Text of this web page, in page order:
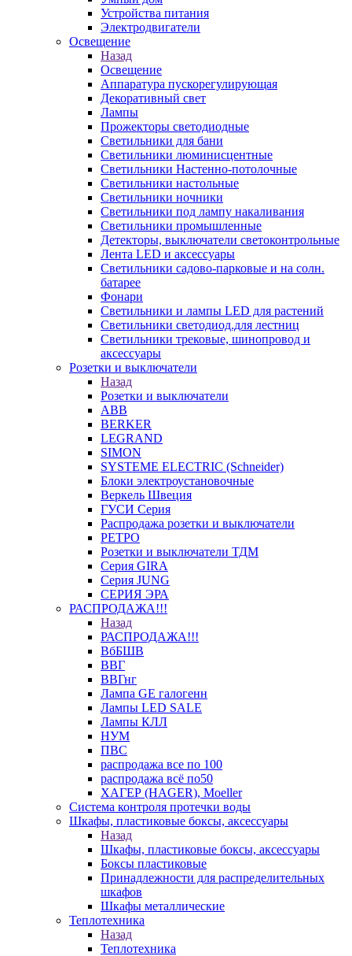
Устройства питания
Электродвигатели
Освещение
Назад
Освещение
Аппаратура пускорегулирующая
Декоративный свет
Лампы
Прожекторы светодиодные
Светильники для бани
Светильники люминисцентные
Светильники Настенно-потолочные
Светильники настольные
Светильники ночники
Светильники под лампу накаливания
Светильники промышленные
Детекторы, выключатели светоконтрольные
Лента LED и аксессуары
Светильники садово-парковые и на солн.
батарее
Фонари
Светильники и лампы LED для растений
Светильники светодиод.для лестниц
Светильники трековые, шинопровод и
аксессуары
Розетки и выключатели
Назад
Розетки и выключатели
ABB
BERKER
LEGRAND
SIMON
SYSTEME ELECTRIC (Schneider)
Блоки электроустановочные
Веркель Швеция
ГУСИ Серия
Распродажа розетки и выключатели
РЕТРО
Розетки и выключатели ТДМ
Серия GIRA
Серия JUNG
СЕРИЯ ЭРА
РАСПРОДАЖА!!!
Назад
РАСПРОДАЖА!!!
ВбБШВ
ВВГ
ВВГнг
Лампа GE галогенн
Лампы LED SALE
Лампы КЛЛ
НУМ
ПВС
распродажа все по 100
распродажа всё по50
ХАГЕР (HAGER), Moeller
Система контроля протечки воды
Шкафы, пластиковые боксы, аксессуары
Назад
Шкафы, пластиковые боксы, аксессуары
Боксы пластиковые
Принадлежности для распределительных
шкафов
Шкафы металлические
Теплотехника
Назад
Теплотехника